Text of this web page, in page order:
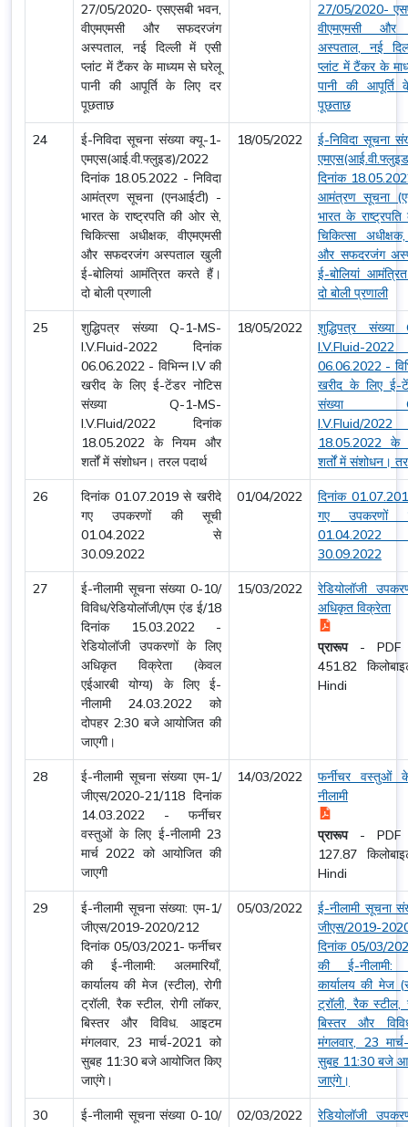
27/05/2020- एसएसबी भवन,
वीएमएमसी और सफदरजंग
अस्पताल, नई दिल्ली में एसी
प्लांट में टैंकर के माध्यम से घरेलू
पानी की आपूर्ति के लिए दर
पूछताछ
27/05/2020-
वीएमएमसी
अस्पताल, नई
प्लांट में टैंकर के
पानी की आपूर्ति
पूछताछ
24
ई-निविदा सूचना संख्या क्यू-1-
एमएस(आई.वी.फ्लुइड)/2022
दिनांक 18.05.2022 - निविदा
आमंत्रण सूचना (एनआईटी) -
भारत के राष्ट्रपति की ओर से,
चिकित्सा अधीक्षक, वीएमएमसी
और सफदरजंग अस्पताल खुली
ई-बोलियां आमंत्रित करते हैं।
दो बोली प्रणाली
18/05/2022
ई-निविदा सूचना
दिनांक
आमंत्रण सूचना
भारत के
चिकित्सा
और सफदरजंग
ई-बोलियां
दो बोली प्रणाली
25
शुद्धिपत्र संख्या Q-1-MS-
I.V.Fluid-2022 दिनांक
06.06.2022 - विभिन्न I.V की
खरीद के लिए ई-टेंडर नोटिस
संख्या Q-1-MS-
I.V.Fluid/2022 दिनांक
18.05.2022 के नियम और
शर्तों में संशोधन। तरल पदार्थ
18/05/2022
शुद्धिपत्र संख्या
I.V.Fluid-
06.06.2022 -
खरीद के लिए ई-
संख्या Q-
I.V.Fluid/
18.05.2022 के
शर्तों में संशोधन।
26
दिनांक 01.07.2019 से खरीदे
गए उपकरणों की सूची
01.04.2022 से
30.09.2022
01/04/2022
दिनांक
गए उपकरणों
30.09.2022
27
ई-नीलामी सूचना संख्या 0-10/
विविध/रेडियोलॉजी/एम एंड ई/18
दिनांक 15.03.2022 -
रेडियोलॉजी उपकरणों के लिए
अधिकृत विक्रेता (केवल
एईआरबी योग्य) के लिए ई-
नीलामी 24.03.2022 को
दोपहर 2:30 बजे आयोजित की
जाएगी।
15/03/2022
रेडियोलॉजी
अधिकृत विक्रेता
प्रारूप- PDF
451.82
Hindi
28
ई-नीलामी सूचना संख्या एम-1/
जीएस/2020-21/118 दिनांक
14.03.2022 - फर्नीचर
वस्तुओं के लिए ई-नीलामी 23
मार्च 2022 को आयोजित की
जाएगी
14/03/2022
फर्नीचर वस्तुओं
नीलामी
प्रारूप- PDF
127.87
Hindi
29
ई-नीलामी सूचना संख्या: एम-1/
जीएस/2019-2020/212
दिनांक 05/03/2021- फर्नीचर
की ई-नीलामी: अलमारियाँ,
कार्यालय की मेज (स्टील), रोगी
ट्रॉली, रैक स्टील, रोगी लॉकर,
बिस्तर और विविध. आइटम
मंगलवार, 23 मार्च-2021 को
सुबह 11:30 बजे आयोजित किए
जाएंगे।
05/03/2022
ई-नीलामी सूचना
जीएस/2019-
दिनांक 05/03/
की ई-नीलामी:
कार्यालय की मेज
ट्रॉली, रैक स्टील,
बिस्तर और
मंगलवार, 23
सुबह 11:30 बजे
जाएंगे।
30
ई-नीलामी सूचना संख्या 0-10/
02/03/2022
रेडियोलॉजी